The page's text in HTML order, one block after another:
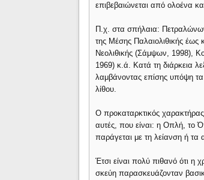
επιβεβαιώνεται από ολοένα
Π.χ. στα σπήλαια:
της Μέσης Παλαιολιθικής έως
Νεολιθικής (Σάμψων, 1998),
1969) κ.ά. Κατά τη διάρκεια
λαμβάνοντας επίσης υπόψη τα
λίθου.
Ο προκαταρκτικός
αυτές, που είναι: η Οπλή, το
παράγεται με τη λείανση ή τα
Έτσι είναι πολύ πιθανό ότι η
σκεύη παρασκευάζονταν